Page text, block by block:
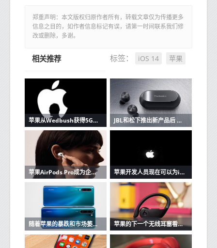
郑重声明：本文版权归原作者所有，转载文章仅为传播更多
信息之目的，如作者信息标记有误，请第一时间联系我们修
改或删除，多谢。
标签： iOS 14 苹果
相关推荐
苹果从Wedbush获得5G潜在看涨信号 JBL和松下推出新产品后 苹果AirPods的竞争加剧
苹果AirPods Pro成为企业家最好朋友的3个原因 苹果开发人员现在可以为iOS和Mac应用程序创建单一购买的应用程序版本
随着苹果的暴跌和市场萎缩，华为在中国保持强大 苹果的下一个无线耳塞看起来很像Beats Powerbeats Pro